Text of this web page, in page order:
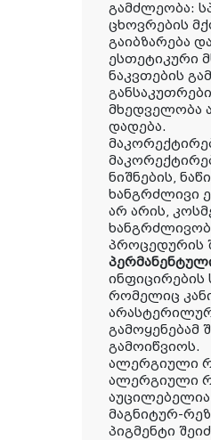
გამძლეობა:
ცხოვრების
გაიბზარება
ესთეტიკური
ნაკვთების
მხედველობა
დადება.
ნიშნების,
ხანგრძლივი
არ არის,
პროცედურის
ინფიცირების
რომელიც
გამოიწვიოს.
ალერგიული
ალერგიული
მაგნიტურ-
პიგმენტი